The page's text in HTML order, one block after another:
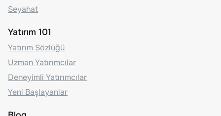
Seyahat
Yatırım 101
Yatırım Sözlüğü
Uzman Yatırımcılar
Deneyimli Yatırımcılar
Yeni Başlayanlar